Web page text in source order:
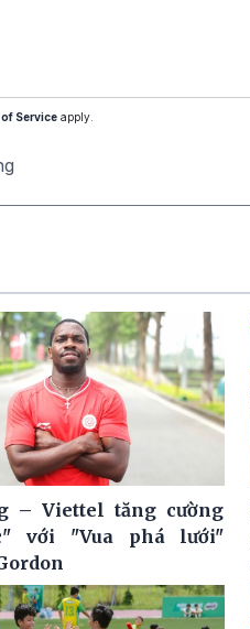
of Service apply.
– Viettel tăng cường
với "Vua phá lưới"